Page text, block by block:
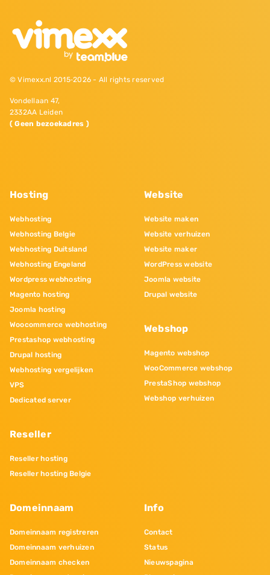
© Vimexx.nl 2015‐2026 - All rights reserved
Vondellaan 47,
2332AA Leiden
( Geen bezoekadres )
Hosting
Webhosting
Webhosting Belgie
Webhosting Duitsland
Webhosting Engeland
Wordpress webhosting
Magento hosting
Joomla hosting
Woocommerce webhosting
Prestashop webhosting
Drupal hosting
Webhosting vergelijken
VPS
Dedicated server
Reseller
Reseller hosting
Reseller hosting Belgie
Website
Website maken
Website verhuizen
Website maker
WordPress website
Joomla website
Drupal website
Webshop
Magento webshop
WooCommerce webshop
PrestaShop webshop
Webshop verhuizen
Domeinnaam
Domeinnaam registreren
Domeinnaam verhuizen
Domeinnaam checken
Info
Contact
Status
Nieuwspagina